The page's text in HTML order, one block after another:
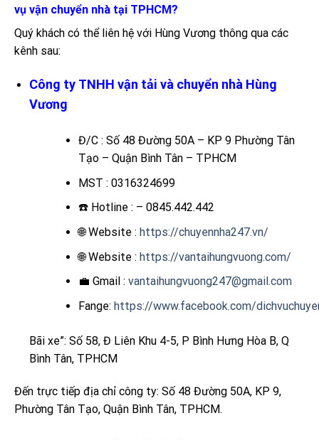
vụ vận chuyển nhà tại TPHCM?
Quý khách có thể liên hệ với Hùng Vương thông qua các
kênh sau:
Công ty TNHH vận tải và chuyển nhà Hùng
Vương
Đ/C : Số 48 Đường 50A – KP 9 Phường Tân
Tạo – Quận Bình Tân – TPHCM
MST : 0316324699
☎️ Hotline : – 0845.442.442
🌐 Website : https://chuyennha247.vn/
🌐 Website : https://vantaihungvuong.com/
💼 Gmail : vantaihungvuong247@gmail.com
Fange: https://www.facebook.com/
Bãi xe”: Số 58, Đ Liên Khu 4-5, P Bình Hưng Hòa B, Q
Bình Tân, TPHCM
Đến trực tiếp địa chỉ công ty: Số 48 Đường 50A, KP 9,
Phường Tân Tạo, Quận Bình Tân, TPHCM.